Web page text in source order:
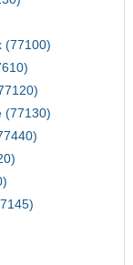
(77100)
(77130)